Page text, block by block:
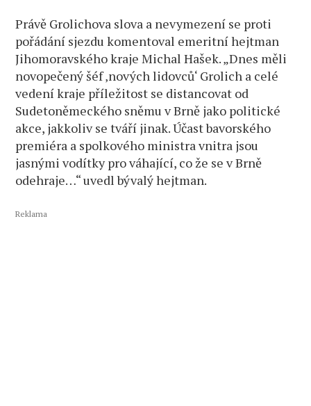
Právě Grolichova slova a nevymezení se proti
pořádání sjezdu komentoval emeritní hejtman
Jihomoravského kraje Michal Hašek. „Dnes měli
novopečený šéf ‚nových lidovců‘ Grolich a celé
vedení kraje příležitost se distancovat od
Sudetoněmeckého sněmu v Brně jako politické
akce, jakkoliv se tváří jinak. Účast bavorského
premiéra a spolkového ministra vnitra jsou
jasnými vodítky pro váhající, co že se v Brně
odehraje…“ uvedl bývalý hejtman.
Reklama